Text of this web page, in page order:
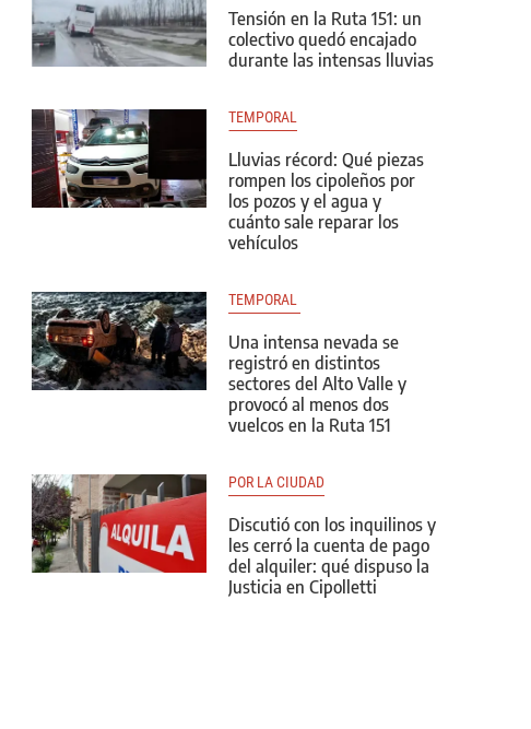
Tensión en la Ruta 151: un
colectivo quedó encajado
durante las intensas lluvias
TEMPORAL
Lluvias récord: Qué piezas
rompen los cipoleños por
los pozos y el agua y
cuánto sale reparar los
vehículos
TEMPORAL
Una intensa nevada se
registró en distintos
sectores del Alto Valle y
provocó al menos dos
vuelcos en la Ruta 151
POR LA CIUDAD
Discutió con los inquilinos y
les cerró la cuenta de pago
del alquiler: qué dispuso la
Justicia en Cipolletti